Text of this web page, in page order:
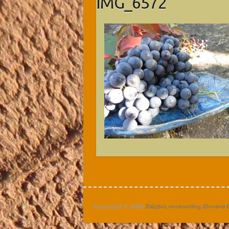
Copyright © 2026 Zakątek ceramiczny Gliniana